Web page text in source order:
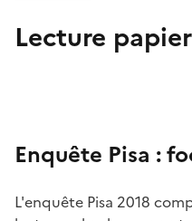
Lecture
Enquête Pisa :
L'enquête Pisa 2018